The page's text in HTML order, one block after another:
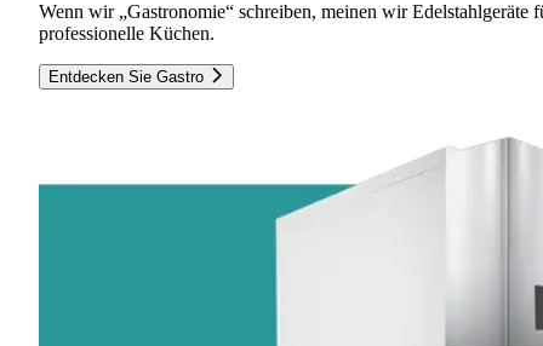
Wenn wir „Gastronomie“ schreiben, meinen wir Edelstahlgeräte
professionelle Küchen.
Entdecken Sie Gastro